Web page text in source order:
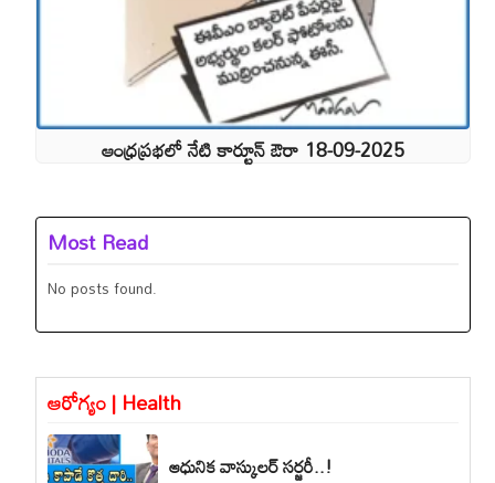
ఆంధ్రప్రభలో నేటి కార్టూన్ ఔరా 18-09-2025
Most Read
No posts found.
ఆరోగ్యం | Health
ఆధునిక వాస్కులర్ సర్జరీ..!